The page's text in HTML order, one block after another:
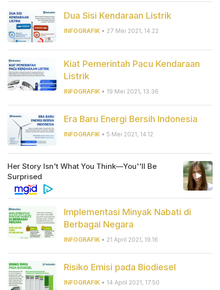
Dua Sisi Kendaraan Listrik
INFOGRAFIK • 27 Mei 2021, 14.22
Kiat Pemerintah Pacu Kendaraan
Listrik
INFOGRAFIK • 19 Mei 2021, 13.36
Era Baru Energi Bersih Indonesia
INFOGRAFIK • 5 Mei 2021, 14.12
Implementasi Minyak Nabati di
Berbagai Negara
INFOGRAFIK • 21 April 2021, 19.16
Risiko Emisi pada Biodiesel
INFOGRAFIK • 14 April 2021, 17.50